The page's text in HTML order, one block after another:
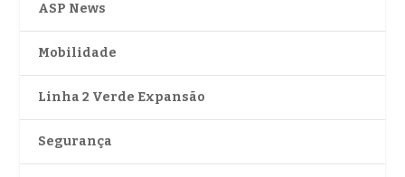
ASP News
Mobilidade
Linha 2 Verde Expansão
Segurança